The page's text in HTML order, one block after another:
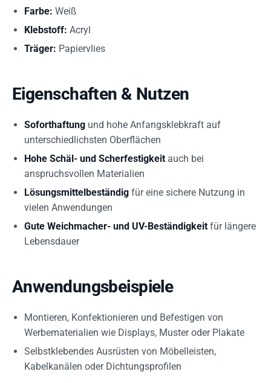
Farbe: Weiß
Klebstoff: Acryl
Träger: Papiervlies
Eigenschaften & Nutzen
Soforthaftung und hohe Anfangsklebkraft auf
unterschiedlichsten Oberflächen
Hohe Schäl- und Scherfestigkeit auch bei
anspruchsvollen Materialien
Lösungsmittelbeständig für eine sichere Nutzung in
vielen Anwendungen
Gute Weichmacher- und UV-Beständigkeit für längere
Lebensdauer
Anwendungsbeispiele
Montieren, Konfektionieren und Befestigen von
Werbematerialien wie Displays, Muster oder Plakate
Selbstklebendes Ausrüsten von Möbelleisten,
Kabelkanälen oder Dichtungsprofilen